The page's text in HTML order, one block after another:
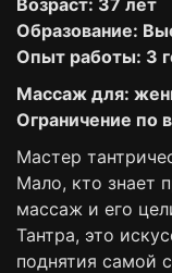
Образование:
Опыт работы: 3
Массаж для:
Ограничение по
Мастер
Мало, кто знает
массаж и его
Тантра, это
поднятия самой